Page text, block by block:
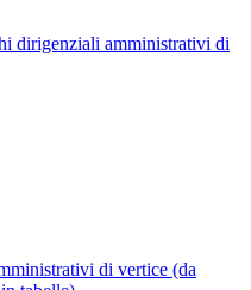
dirigenziali amministrativi di
di vertice (da